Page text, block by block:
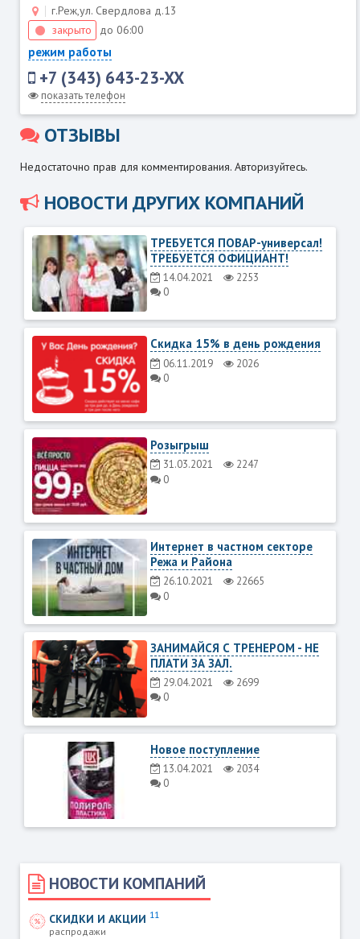
НОВОСТИ КОМПАНИЙ
СКИДКИ И АКЦИИ 11
распродажи
г.Реж,ул. Свердлова д.13
закрыто
до 06:00
режим работы
+7 (343) 643-23-XX
показать телефон
ОТЗЫВЫ
Недостаточно прав для комментирования. Авторизуйтесь.
НОВОСТИ ДРУГИХ КОМПАНИЙ
ТРЕБУЕТСЯ ПОВАР-универсал!
ТРЕБУЕТСЯ ОФИЦИАНТ!
14.04.2021
2253
0
Скидка 15% в день рождения
06.11.2019
2026
0
Розыгрыш
31.03.2021
2247
0
Интернет в частном секторе
Режа и Района
26.10.2021
22665
0
ЗАНИМАЙСЯ С ТРЕНЕРОМ - НЕ
ПЛАТИ ЗА ЗАЛ.
29.04.2021
2699
0
Новое поступление
13.04.2021
2034
0